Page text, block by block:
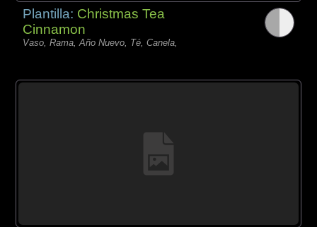
Plantilla: Christmas Tea
Cinnamon
Vaso, Rama, Año Nuevo, Té, Canela,